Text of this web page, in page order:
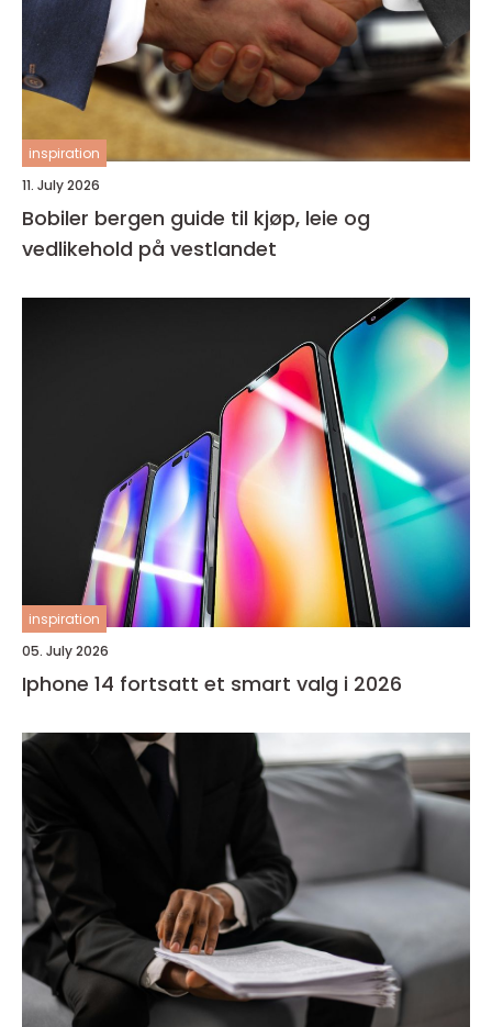
inspiration
11. July 2026
Bobiler bergen guide til kjøp, leie og
vedlikehold på vestlandet
inspiration
05. July 2026
Iphone 14 fortsatt et smart valg i 2026